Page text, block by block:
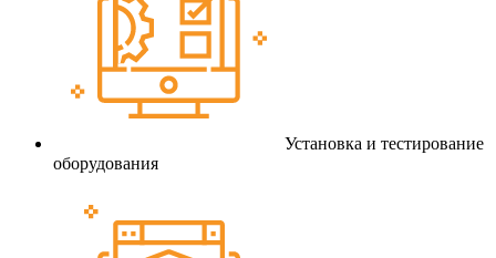
Установка и тестирование
оборудования